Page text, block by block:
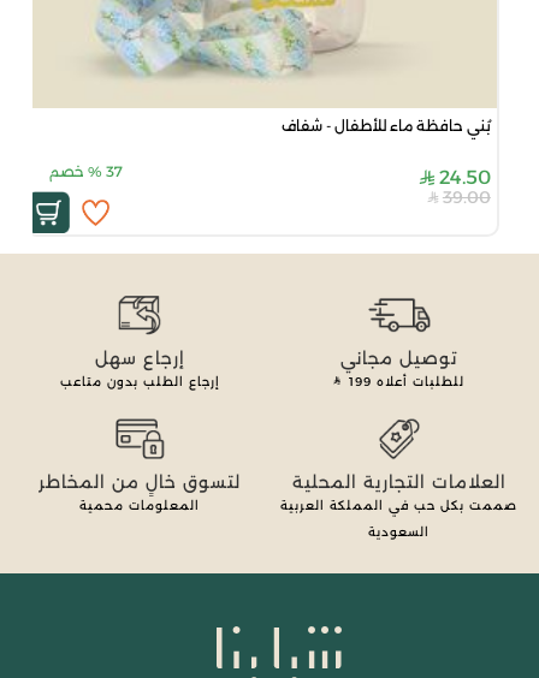
بُني حافظة ماء للأطفال - شفاف
24.50
37
% خصم
39.00
توصيل مجاني
للطلبات أعلاه 199
إرجاع سهل
إرجاع الطلب بدون متاعب
العلامات التجارية المحلية
صممت بكل حب في المملكة العربية
السعودية
لتسوق خالٍ من المخاطر
المعلومات محمية